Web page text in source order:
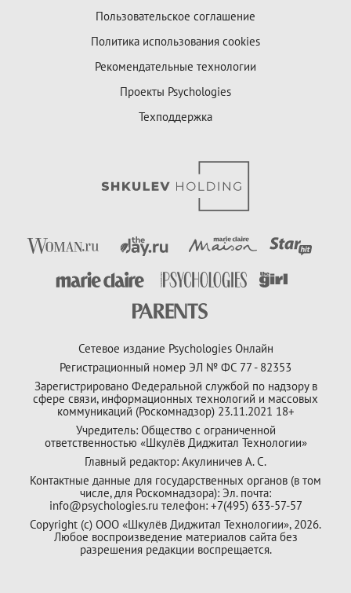
Пользовательское соглашение
Политика использования cookies
Рекомендательные технологии
Проекты Psychologies
Техподдержка
Сетевое издание Psychologies Онлайн
Регистрационный номер ЭЛ № ФС 77 - 82353
Зарегистрировано Федеральной службой по надзору в
сфере связи, информационных технологий и массовых
коммуникаций (Роскомнадзор) 23.11.2021 18+
Учредитель: Общество с ограниченной
ответственностью «Шкулёв Диджитал Технологии»
Главный редактор: Акулиничев А. С.
Контактные данные для государственных органов (в том
числе, для Роскомнадзора): Эл. почта:
info@psychologies.ru телефон: +7(495) 633-57-57
Copyright (с) ООО «Шкулёв Диджитал Технологии», 2026.
Любое воспроизведение материалов сайта без
разрешения редакции воспрещается.